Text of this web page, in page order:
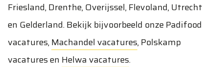
Friesland, Drenthe, Overijssel, Flevoland, Utrecht
en Gelderland. Bekijk bijvoorbeeld onzePadifood
vacatures,Machandel vacatures,Polskamp
vacaturesen Helwa vacatures.